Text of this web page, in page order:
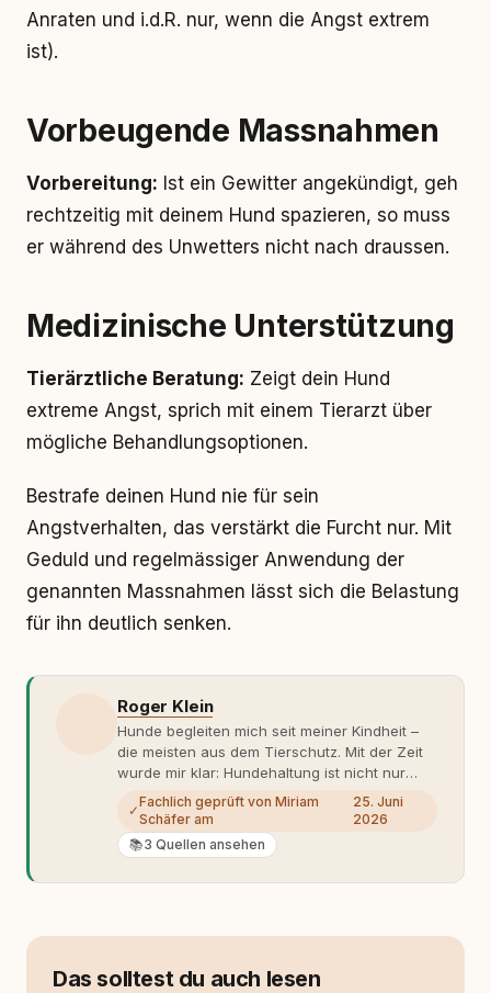
Anraten und i.d.R. nur, wenn die Angst extrem
ist).
Vorbeugende Massnahmen
Vorbereitung: Ist ein Gewitter angekündigt, geh
rechtzeitig mit deinem Hund spazieren, so muss
er während des Unwetters nicht nach draussen.
Medizinische Unterstützung
Tierärztliche Beratung: Zeigt dein Hund
extreme Angst, sprich mit einem Tierarzt über
mögliche Behandlungsoptionen.
Bestrafe deinen Hund nie für sein
Angstverhalten, das verstärkt die Furcht nur. Mit
Geduld und regelmässiger Anwendung der
genannten Massnahmen lässt sich die Belastung
für ihn deutlich senken.
Roger Klein
Hunde begleiten mich seit meiner Kindheit –
die meisten aus dem Tierschutz. Mit der Zeit
wurde mir klar: Hundehaltung ist nicht nur
Gefühl, sondern Verantwortung und
Fachwissen. Der Wendepunkt kam mit meinem
ersten Welpen. Plötzlich reichte Erfahrung
allein nicht mehr. Ich begann mich intensiv mit
entsteht echte Bindung dort, wo Verständnis
Entwicklung entstand rundum.dog – ein
✓
Fachlich geprüft von Miriam
Schäfer am
25. Juni
2026
📚3 Quellen ansehen
Das solltest du auch lesen